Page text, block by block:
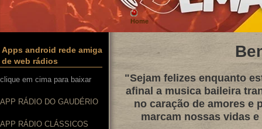
Home
Apps android rede amiga
de web rádios
clique em cima para baixar
APP RÁDIO DO GAUDÉRIO
APP RÁDIO CLÁSSICOS
"Sejam felizes enquanto
afinal a musica baileira
no caração de amores e
marcam nossas vidas